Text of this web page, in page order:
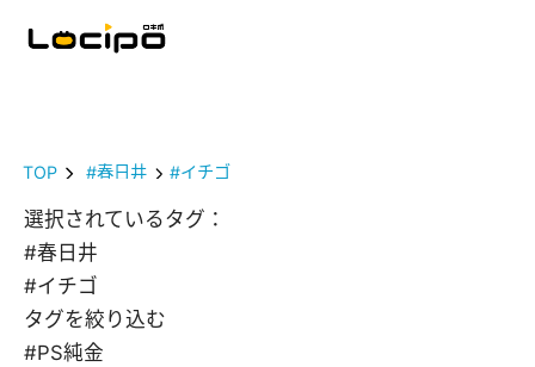
TOP #春日井 #イチゴ
選択されているタグ：
#春日井
#イチゴ
タグを絞り込む
#PS純金